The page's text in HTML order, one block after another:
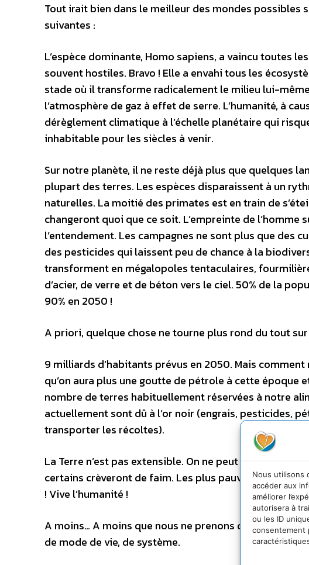
Nous utilisons
accéder aux
améliorer
autorisera à
ou les ID
consentement
Tout irait bien dans le meilleur des mondes
suivantes :
L’espèce dominante, Homo sapiens, a vaincu toutes
souvent hostiles. Bravo ! Elle a envahi tous les
stade où il transforme radicalement le milieu lui-
l’atmosphère de gaz à effet de serre. L’humanité, à
dérèglement climatique à l’échelle planétaire qui
inhabitable pour les siècles à venir.
Sur notre planète, il ne reste déjà plus que quelques
plupart des terres. Les espèces disparaissent à un
naturelles. La moitié des primates est en train de
changeront quoi que ce soit. L’empreinte de
l’entendement. Les campagnes ne sont plus que des
des pesticides qui laissent peu de chance à la
transforment en mégalopoles tentaculaires,
d’acier, de verre et de béton vers le ciel. 50% de la
90% en 2050 !
A priori, quelque chose ne tourne plus rond du tout
9 milliards d’habitants prévus en 2050. Mais
qu’on aura plus une goutte de pétrole à cette
nombre de terres habituellement réservées à notre
actuellement sont dû à l’or noir (engrais, pesticides,
transporter les récoltes).
La Terre n’est pas extensible. On ne peut pas mettre
certains crèveront de faim. Les plus pauvres
! Vive l’humanité !
A moins… A moins que nous ne prenons d’ici là des
de mode de vie, de système.